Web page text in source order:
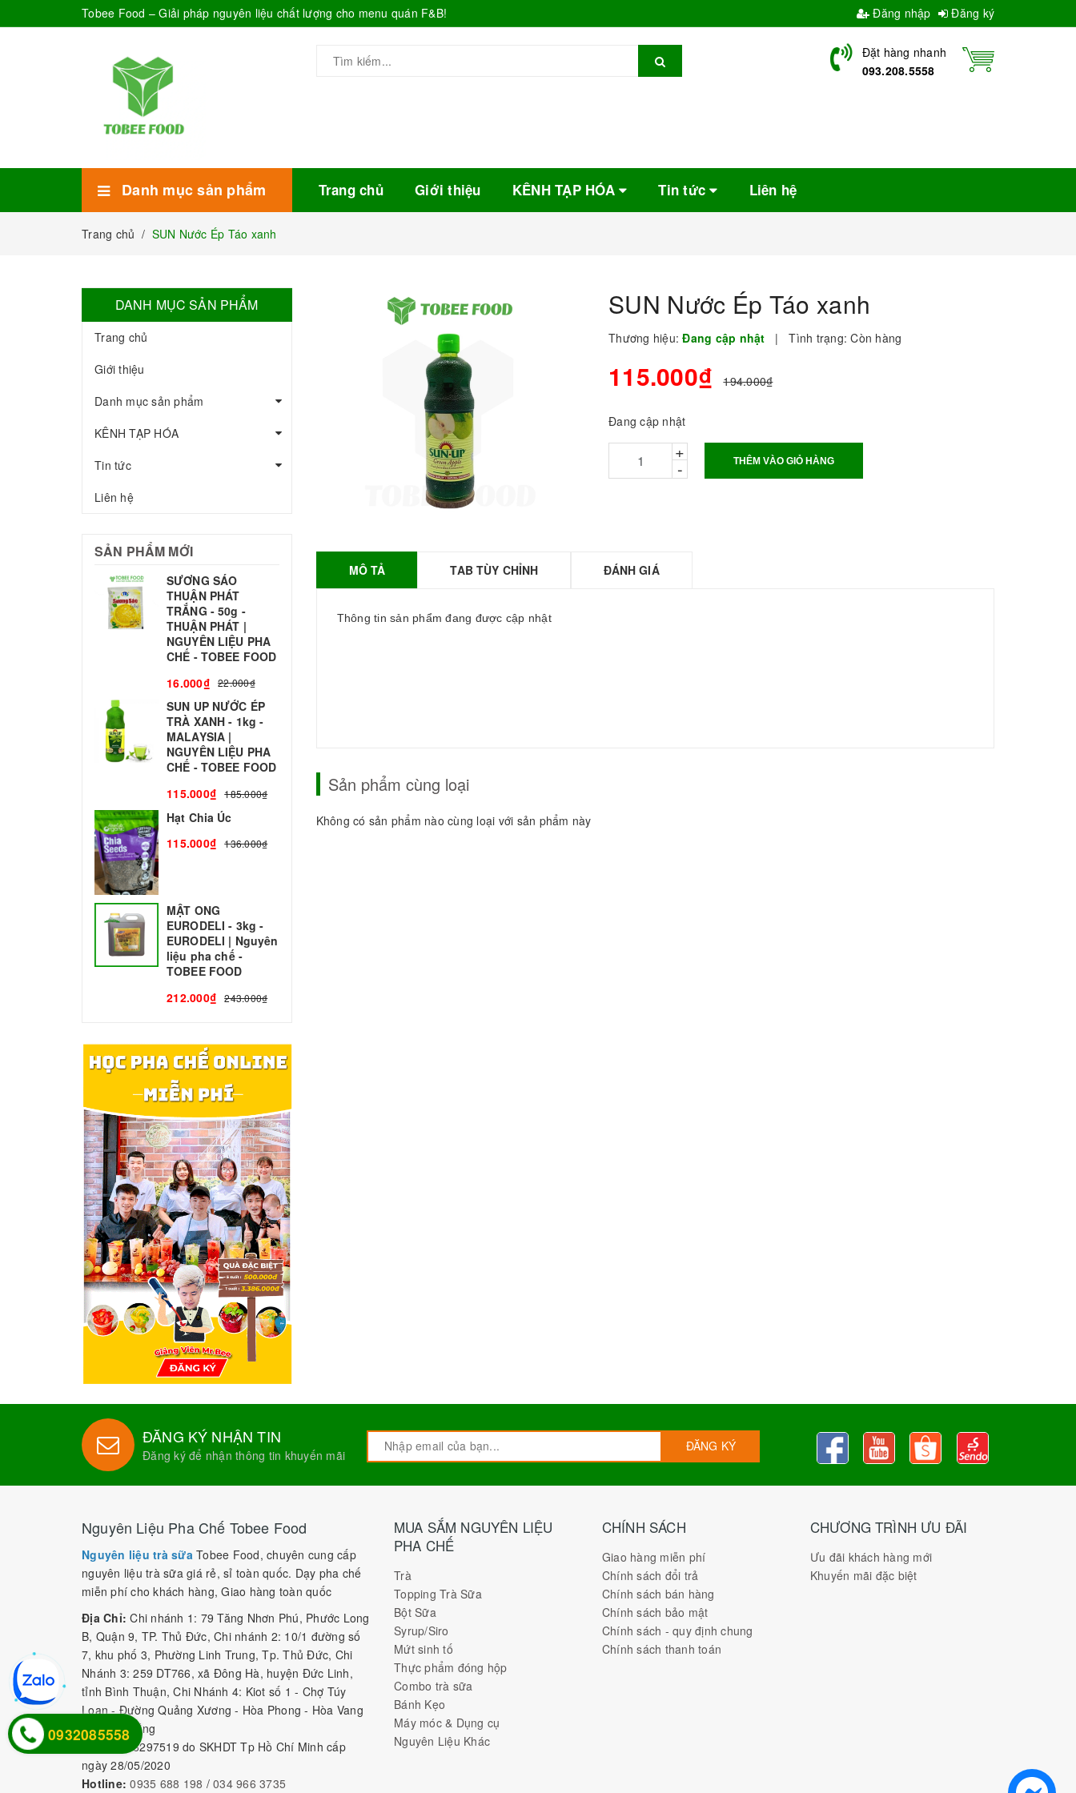
Tobee Food – Giải pháp nguyên liệu chất lượng cho menu quán F&B! Đăng nhập Đăng ký
Đặt hàng nhanh
093.208.5558
Danh mục sản phẩm Trang chủ Giới thiệu KÊNH TẠP HÓA Tin tức Liên hệ
Trang chủ / SUN Nước Ép Táo xanh
SUN Nước Ép Táo xanh
Thương hiệu: Đang cập nhật | Tình trạng: Còn hàng
115.000₫ 194.000₫
Đang cập nhật
+
- THÊM VÀO GIỎ HÀNG
MÔ TẢ TAB TÙY CHỈNH ĐÁNH GIÁ
Thông tin sản phẩm đang được cập nhật
Sản phẩm cùng loại
Không có sản phẩm nào cùng loại với sản phẩm này
DANH MỤC SẢN PHẨM
Trang chủ
Giới thiệu
Danh mục sản phẩm
KÊNH TẠP HÓA
Tin tức
Liên hệ
SẢN PHẨM MỚI
SƯƠNG SÁO
THUẬN PHÁT
TRẮNG - 50g -
THUẬN PHÁT |
NGUYÊN LIỆU PHA
CHẾ - TOBEE FOOD
16.000₫ 22.000₫
SUN UP NƯỚC ÉP
TRÀ XANH - 1kg -
MALAYSIA |
NGUYÊN LIỆU PHA
CHẾ - TOBEE FOOD
115.000₫
185.000₫
Hạt Chia Úc
115.000₫
136.000₫
MẬT ONG
EURODELI - 3kg -
EURODELI | Nguyên
liệu pha chế -
TOBEE FOOD
212.000₫
243.000₫
BỘT SỮA TOBEE
TOBEE FOOD | Bột
Sữa làm Trà Sữa -
ĐĂNG KÝ NHẬN TIN
Đăng ký để nhận thông tin khuyến mãi
ĐĂNG KÝ
Nguyên Liệu Pha Chế Tobee Food
Nguyên liệu trà sữa Tobee Food, chuyên cung cấp
nguyên liệu trà sữa giá rẻ, sỉ toàn quốc. Dạy pha chế
miễn phí cho khách hàng, Giao hàng toàn quốc
Địa Chỉ: Chi nhánh 1: 79 Tăng Nhơn Phú, Phước Long
B, Quận 9, TP. Thủ Đức, Chi nhánh 2: 10/1 đường số
7, khu phố 3, Phường Linh Trung, Tp. Thủ Đức, Chi
Nhánh 3: 259 DT766, xã Đông Hà, huyện Đức Linh,
tỉnh Bình Thuận, Chi Nhánh 4: Kiot số 1 - Chợ Túy
Loan - Đường Quảng Xương - Hòa Phong - Hòa Vang
- TP. Đà Nẵng
0316297519 do SKHDT Tp Hồ Chí Minh cấp
ngày 28/05/2020
Hotline: 0935 688 198 / 034 966 3735
MUA SẮM NGUYÊN LIỆU
PHA CHẾ
Trà
Topping Trà Sữa
Bột Sữa
Syrup/Siro
Mứt sinh tố
Thực phẩm đóng hộp
Combo trà sữa
Bánh Kẹo
Máy móc & Dụng cụ
Nguyên Liệu Khác
CHÍNH SÁCH
Giao hàng miễn phí
Chính sách đổi trả
Chính sách bán hàng
Chính sách bảo mật
Chính sách - quy định chung
Chính sách thanh toán
CHƯƠNG TRÌNH ƯU ĐÃI
Ưu đãi khách hàng mới
Khuyến mãi đặc biệt
0932085558